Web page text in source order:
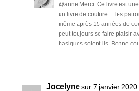
@anne Merci. Ce livre est
un livre de couture… les
même après 15 années de
peut toujours se faire plaisir
basiques soient-ils. Bonne
Jocelyne sur 7 janvier 2020